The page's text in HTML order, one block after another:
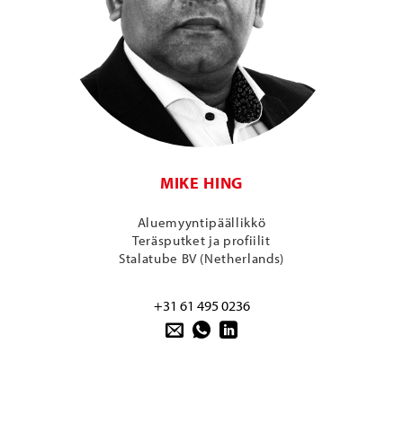
MIKE HING
Aluemyyntipäällikkö
Teräsputket ja profiilit
Stalatube BV (Netherlands)
+31 61 495 0236